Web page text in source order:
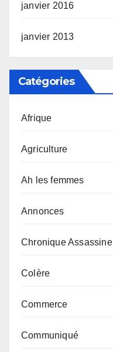
janvier 2016
janvier 2013
Catégories
Afrique
Agriculture
Ah les femmes
Annonces
Chronique Assassine
Colère
Commerce
Communiqué